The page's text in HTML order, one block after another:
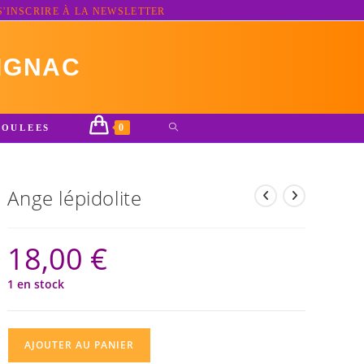
À LA NEWSLETTER
0 TOGGLE
Ange lépidolite
18,00 €
1 en stock
AJOUTER AU PANIER